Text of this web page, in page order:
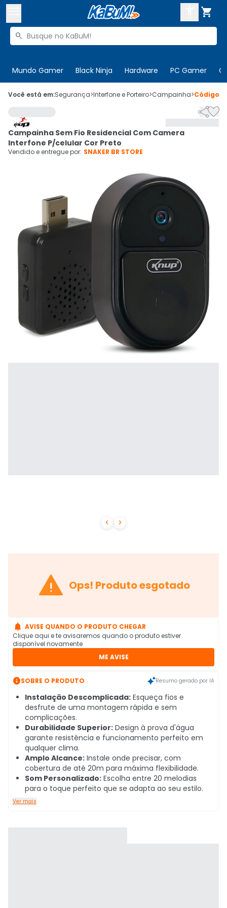

Buscar produtos

Mundo Gamer Black Ninja Hardware PC Gamer
 Olá. Acesse sua conta
 Departamentos
Cupons
CADASTRE-SE
Você está em:Segurança>Interfone e Porteiro>Campainha>Código
 

Campainha Sem Fio Residencial Com Camera
Interfone P/celular Cor Preto
Vendido e entregue por: SNAKER BR STORE
 Ops! Produto esgotado
 AVISE QUANDO O PRODUTO CHEGAR
Clique aqui e te avisaremos quando o produto estiver
disponível novamente
ME AVISE
SOBRE O PRODUTO Resumo gerado por IA
Instalação Descomplicada: Esqueça fios e
desfrute de uma montagem rápida e sem
complicações.
Durabilidade Superior: Design à prova d'água
garante resistência e funcionamento perfeito em
qualquer clima.
Amplo Alcance: Instale onde precisar, com
cobertura de até 20m para máxima flexibilidade.
Som Personalizado: Escolha entre 20 melodias
para o toque perfeito que se adapta ao seu estilo.
Ver mais